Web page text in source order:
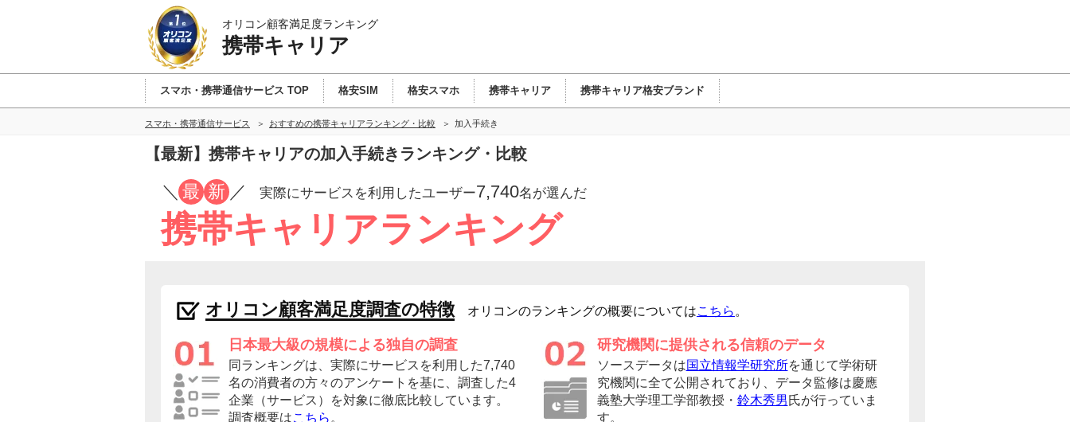
オリコン顧客満足度ランキング
携帯キャリア
スマホ・携帯通信サービス TOP 格安SIM 格安スマホ 携帯キャリア 携帯キャリア格安ブランド
スマホ・携帯通信サービス おすすめの携帯キャリアランキング・比較 加入手続き
【最新】携帯キャリアの加入手続きランキング・比較
／ 最 新 ／ 実際にサービスを利用したユーザー7,740名が選んだ
携帯キャリアランキング
オリコン顧客満足度調査の特徴 オリコンのランキングの概要についてはこちら 。
日本最大級の規模による独自の調査
同ランキングは、実際にサービスを利用した7,740
名の消費者の方々のアンケートを基に、調査した4
企業（サービス）を対象に徹底比較しています。
調査概要はこちら 。
研究機関に提供される信頼のデータ
ソースデータは国立情報学研究所を通じて学術研
究機関に全て公開されており、データ監修は慶應
義塾大学理工学部教授・ 鈴木秀男 氏が行っていま
す。